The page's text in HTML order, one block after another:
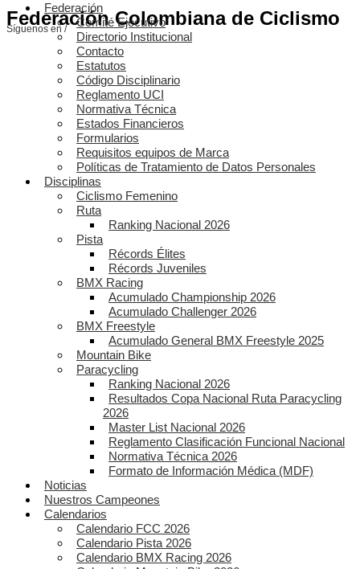
Federación Colombiana de Ciclismo
Síguenos en /
Federación
Comité Ejecutivo
Directorio Institucional
Contacto
Estatutos
Código Disciplinario
Reglamento UCI
Normativa Técnica
Estados Financieros
Formularios
Requisitos equipos de Marca
Políticas de Tratamiento de Datos Personales
Disciplinas
Ciclismo Femenino
Ruta
Ranking Nacional 2026
Pista
Récords Élites
Récords Juveniles
BMX Racing
Acumulado Championship 2026
Acumulado Challenger 2026
BMX Freestyle
Acumulado General BMX Freestyle 2025
Mountain Bike
Paracycling
Ranking Nacional 2026
Resultados Copa Nacional Ruta Paracycling
2026
Master List Nacional 2026
Reglamento Clasificación Funcional Nacional
Normativa Técnica 2026
Formato de Información Médica (MDF)
Noticias
Nuestros Campeones
Calendarios
Calendario FCC 2026
Calendario Pista 2026
Calendario BMX Racing 2026